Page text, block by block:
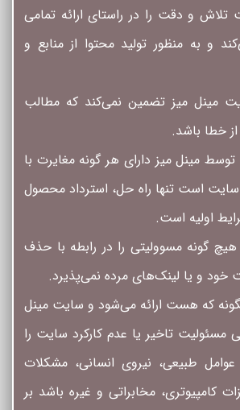
تلاش و دقت را در راستای ارائه تمامی
و به منظور تولید محتوا از منابع و
مینل میز تضمین نمی‏‌کند که مطالب
خطا باشد.
مینل میز دارای هر گونه مغایرت با
است تنها راه حل، استرداد محصول
اولیه است.
گونه مسوولیتی را در رابطه با حذف
و یا لینک‏‌های مرده نمی‌‏پذیرد.
که هست ارائه می‏‌شود و سایت مینل
تاخیر یا عدم کارکرد سایت را
طبیعى، نیروى انسانی، مشکلات
کامپیوترى، مخابراتى و غیره باشد بر